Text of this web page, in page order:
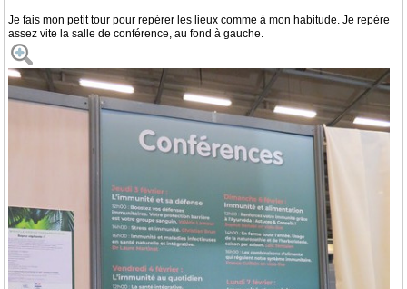
Je fais mon petit tour pour repérer les lieux comme à mon habitude. Je repère
assez vite la salle de conférence, au fond à gauche.